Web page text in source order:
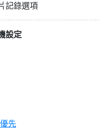
記錄選項
設定
先